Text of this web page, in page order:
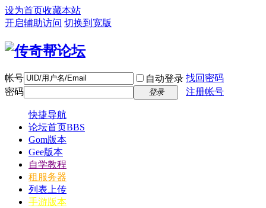
设为首页收藏本站
开启辅助访问 切换到宽版
帐号 自动登录 找回密码
密码
登录 注册帐号
快捷导航
论坛首页BBS
Gom版本
Gee版本
自学教程
租服务器
列表上传
手游版本